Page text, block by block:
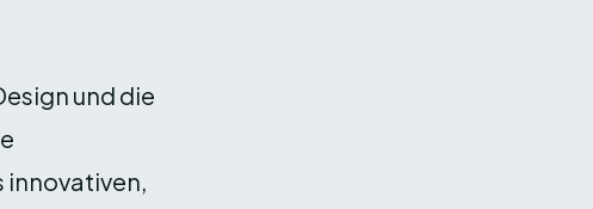
und die